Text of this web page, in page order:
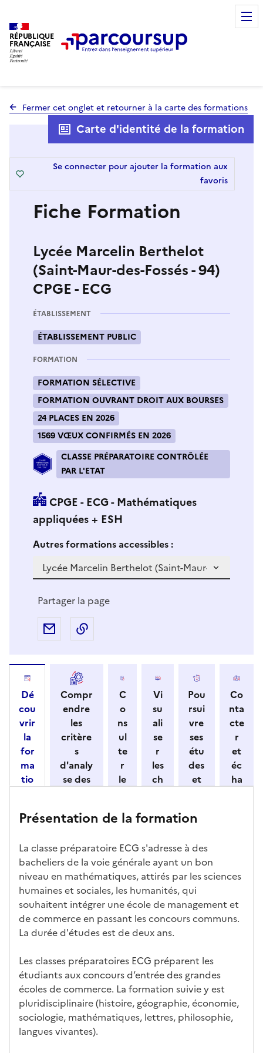
RÉPUBLIQUE
FRANÇAISE
Fermer cet onglet et retourner à la carte des formations
Fiche Formation
Lycée Marcelin Berthelot
(Saint-Maur-des-Fossés - 94)
CPGE - ECG
ÉTABLISSEMENT
ÉTABLISSEMENT PUBLIC
FORMATION
FORMATION SÉLECTIVE
FORMATION OUVRANT DROIT AUX BOURSES
24 PLACES EN 2026
1569 VŒUX CONFIRMÉS EN 2026
CLASSE PRÉPARATOIRE CONTRÔLÉE
PAR L'ETAT
CPGE - ECG - Mathématiques
appliquées + ESH
Si vous sélectionnez une formation dans la zone
Autres formations accessibles :S
v
z
n
e
o
r
m
a
t
i
o
d
a
n
s
l
Carte d'identité de la formation
Se connecter pour ajouter la formation aux
favoris
Partager la page
Partager par e-mail
Dé
cou
vrir
la
for
ma
tio
ses
act
éris
tiq
ues
Compr
endre
les
critère
s
d'analy
se des
par
ssemen
t
C
o
ns
ul
te
r
le
o
ali
té
s
d
e
c
a
di
d
at
ur
e
Vi
su
ali
se
r
les
ch
s
ac
cè
s à
la
fo
rm
ati
Pou
rsui
vre
ses
étu
des
et
re
dé
bo
uch
és
Co
nta
cte
r
et
éc
ha
iss
ent
Présentation de la formation
La classe préparatoire ECG s'adresse à des
bacheliers de la voie générale ayant un bon
niveau en mathématiques, attirés par les sciences
humaines et sociales, les humanités, qui
souhaitent intégrer une école de management et
de commerce en passant les concours communs.
La durée d'études est de deux ans.
Les classes préparatoires ECG préparent les
étudiants aux concours d’entrée des grandes
écoles de commerce. La formation suivie y est
pluridisciplinaire (histoire, géographie, économie,
sociologie, mathématiques, lettres, philosophie,
langues vivantes).